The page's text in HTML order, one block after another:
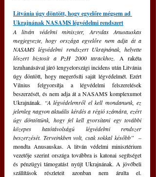
Litvánia úgy döntött, hogy egyelőre mégsem ad
Ukrajnának NASAMS légvédelmi rendszert
A litván védelmi miniszter, Arvydas Anusauskas
megjegyezte, hogy országa egyelőre nem adja át a
NASAMS légvédelmi rendszert Ukrajnának, helyette
lőszert biztosít a PzH 2000 tarackhoz.
A rakéta
lezuhanásával járó lengyelországi incidens után Litvánia
úgy döntött, hogy megerősíti saját légvédelmét. Ezért
Vilnius felgyorsítja a légvédelmi felszerelések
beszerzését, és nem adja át a NASAMS komplexumot
Ukrajnának. “A légvédelemről el kell mondanunk, ez
jelenleg nagyon aktuális kérdés a régió számára, ezért
úgy döntöttünk, hogy fel kell gyorsítani egy további
közepes hatótávolságú légvédelmi rendszer
beszerzését. Terveinkben volt, csak sokkal később”
–
mondta Anusauskas. A litván védelmi minisztérium
vezetője szerint országa továbbra is katonai segítséget
és pénzügyi támogatást nyújt Ukrajnának. A jövőbeli
szállítások részleteit azonban nem árulta el.